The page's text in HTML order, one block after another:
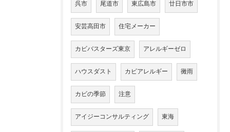
呉市 尾道市 東広島市 廿日市市
安芸高田市 住宅メーカー
カビバスターズ東京 アレルギーゼロ
ハウスダスト カビアレルギー 黴雨
カビの季節 注意
アイジーコンサルティング 東海